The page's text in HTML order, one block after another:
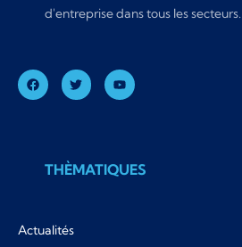
d'entreprise dans tous les secteurs.
THÈMATIQUES
Actualités